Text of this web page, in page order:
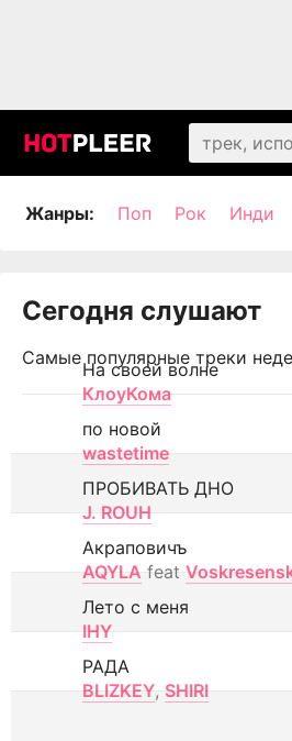
Жанры: Поп Рок Инди
Сегодня слушают
Самые популярные треки
На своей волне
КлоуКома
по новой
wastetime
ПРОБИВАТЬ ДНО
J. ROUH
Акраповичъ
AQYLA feat
Лето с меня
IHY
РАДА
BLIZKEY, SHIRI